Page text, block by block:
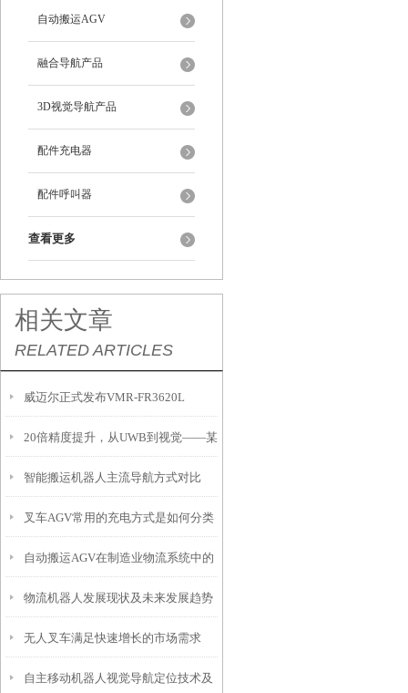
自动搬运AGV
融合导航产品
3D视觉导航产品
配件充电器
配件呼叫器
查看更多
相关文章
RELATED ARTICLES
威迈尔正式发布VMR-FR3620L
20倍精度提升，从UWB到视觉——某
家电仓储叉车智能化改造实战案例
智能搬运机器人主流导航方式对比
叉车AGV常用的充电方式是如何分类
的？
自动搬运AGV在制造业物流系统中的
重要作用
物流机器人发展现状及未来发展趋势
无人叉车满足快速增长的市场需求
自主移动机器人视觉导航定位技术及